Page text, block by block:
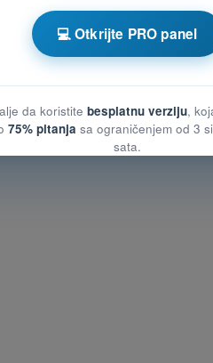
💻 Otkrijte PRO panel
da koristite besplatnu verziju,
75% pitanja sa ograničenjem od 3
sata.